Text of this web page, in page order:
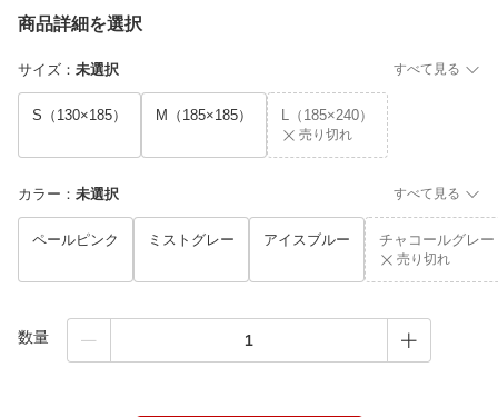
商品詳細を選択
サイズ ： 未選択 すべて見る
S（130×185） M（185×185） L（185×240）
売り切れ
カラー ： 未選択 すべて見る
ペールピンク ミストグレー アイスブルー チャコールグレー
売り切れ
数量